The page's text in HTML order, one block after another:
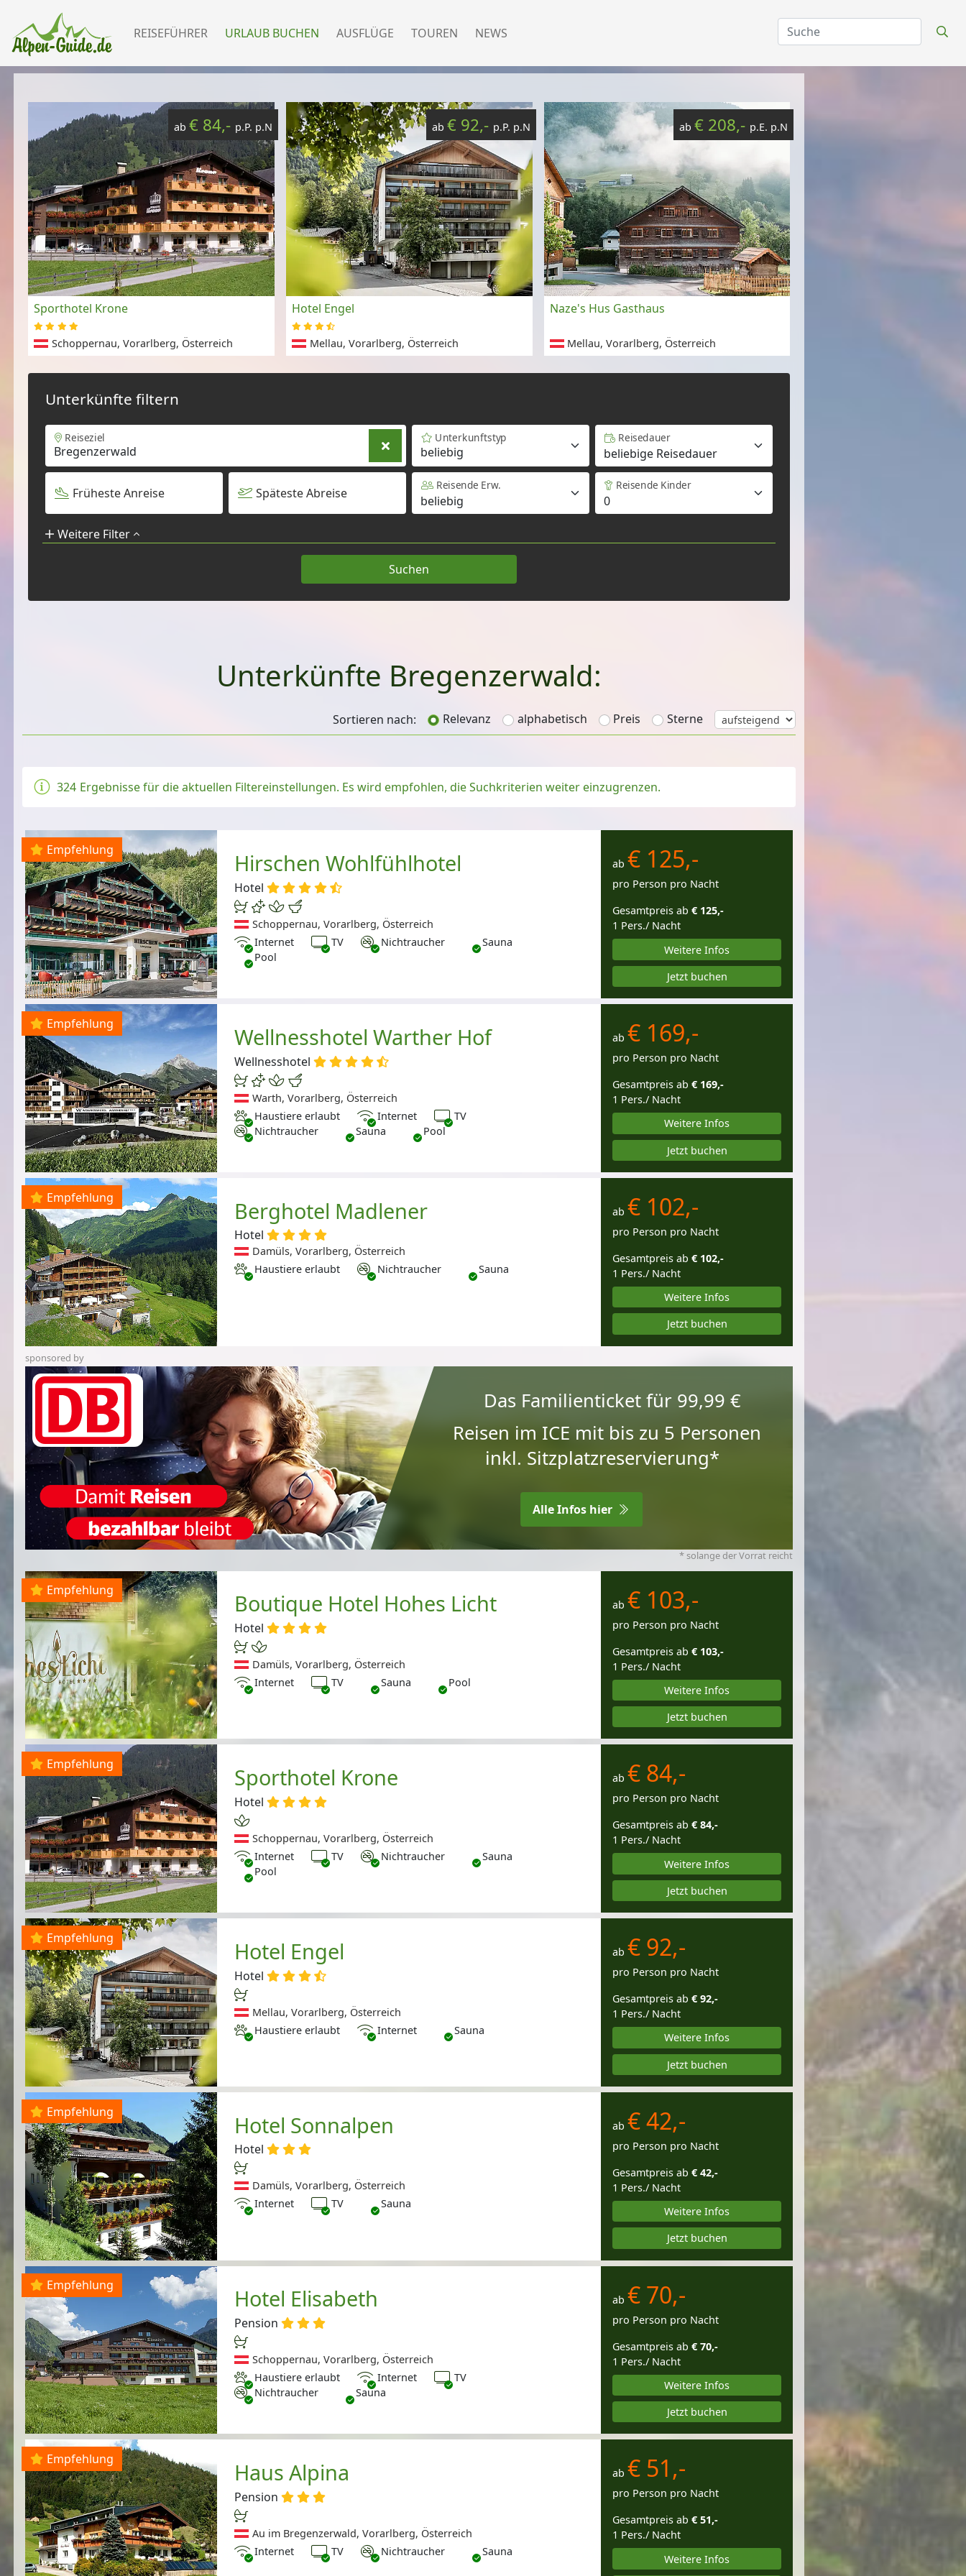
REISEFÜHRER URLAUB BUCHEN AUSFLÜGE TOUREN NEWS
ab € 84,- p.P. p.N
Sporthotel Krone
Schoppernau, Vorarlberg, Österreich
ab € 92,- p.P. p.N
Hotel Engel
Mellau, Vorarlberg, Österreich
ab€ 208,- p.E. p.N
Naze's Hus Gasthaus
Mellau, Vorarlberg, Österreich
Unterkünfte filtern
Reiseziel
beliebig
Unterkunftstyp Reisedauer
Früheste Anreise Späteste Abreise
Reisende Erw. Reisende Kinder
Weitere Filter
Unterkünfte Bregenzerwald:
Sortieren nach: Relevanz alphabetisch Preis Sterne
324 Ergebnisse für die aktuellen Filtereinstellungen. Es wird empfohlen, die Suchkriterien weiter einzugrenzen.
Empfehlung Hirschen Wohlfühlhotel
Hotel
Schoppernau, Vorarlberg, Österreich
InternetInternet TV TV Nichtraucher
Nichtraucher
Sauna
Pool
ab€ 125,-
pro Person pro Nacht
Gesamtpreis ab€ 125,-
1 Pers./ Nacht
Weitere Infos
Jetzt buchen
Empfehlung Wellnesshotel Warther Hof
Wellnesshotel
Warth, Vorarlberg, Österreich
Haustiere erlaubt
Haustiere erlaubt InternetInternet TV
TV
Nichtraucher
Nichtraucher Sauna Pool
ab€ 169,-
pro Person pro Nacht
Gesamtpreis ab€ 169,-
1 Pers./ Nacht
Weitere Infos
Jetzt buchen
Empfehlung Berghotel Madlener
Hotel
Damüls, Vorarlberg, Österreich
Haustiere erlaubt
Haustiere erlaubt Nichtraucher
Nichtraucher Sauna
ab€ 102,-
pro Person pro Nacht
Gesamtpreis ab€ 102,-
1 Pers./ Nacht
Weitere Infos
Jetzt buchen
sponsored by
Das Familienticket für 99,99 €
Reisen im ICE mit bis zu 5 Personen
inkl. Sitzplatz­reservierung*
Alle Infos hier
* solange der Vorrat reicht
Empfehlung Boutique Hotel Hohes Licht
Hotel
Damüls, Vorarlberg, Österreich
InternetInternet TV TV Sauna Pool
ab€ 103,-
pro Person pro Nacht
Gesamtpreis ab€ 103,-
1 Pers./ Nacht
Weitere Infos
Jetzt buchen
Empfehlung Sporthotel Krone
Hotel
Schoppernau, Vorarlberg, Österreich
InternetInternet TV TV Nichtraucher
Nichtraucher
Sauna
Pool
ab€ 84,-
pro Person pro Nacht
Gesamtpreis ab€ 84,-
1 Pers./ Nacht
Weitere Infos
Jetzt buchen
Empfehlung Hotel Engel
Hotel
Mellau, Vorarlberg, Österreich
Haustiere erlaubt
Haustiere erlaubt InternetInternet Sauna
ab€ 92,-
pro Person pro Nacht
Gesamtpreis ab€ 92,-
1 Pers./ Nacht
Weitere Infos
Jetzt buchen
Empfehlung Hotel Sonnalpen
Hotel
Damüls, Vorarlberg, Österreich
InternetInternet TV TV Sauna
ab€ 42,-
pro Person pro Nacht
Gesamtpreis ab€ 42,-
1 Pers./ Nacht
Weitere Infos
Jetzt buchen
Empfehlung Hotel Elisabeth
Pension
Schoppernau, Vorarlberg, Österreich
Haustiere erlaubt
Haustiere erlaubt InternetInternet TV
TV
Nichtraucher
Nichtraucher Sauna
ab€ 70,-
pro Person pro Nacht
Gesamtpreis ab€ 70,-
1 Pers./ Nacht
Weitere Infos
Jetzt buchen
Empfehlung Haus Alpina
Pension
Au im Bregenzerwald, Vorarlberg, Österreich
InternetInternet TV TV Nichtraucher
Nichtraucher Sauna
ab€ 51,-
pro Person pro Nacht
Gesamtpreis ab€ 51,-
1 Pers./ Nacht
Weitere Infos